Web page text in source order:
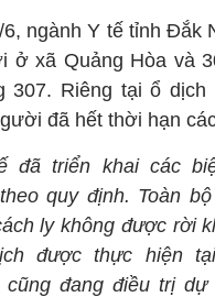
ngành Y tế tỉnh Đắk
ở xã Quảng Hòa và
307. Riêng tại ổ
đã hết thời hạn
đã triển khai các
quy định. Toàn
ly không được rời
được thực hiện
cũng đang điều trị dự